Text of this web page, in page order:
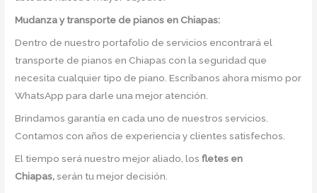
Mudanza y transporte de pianos en Chiapas:
Dentro de nuestro portafolio de servicios encontrará el
transporte de pianos en Chiapas con la seguridad que
necesita cualquier tipo de piano. Escríbanos ahora mismo por
WhatsApp para darle una mejor atención.
Brindamos garantía en cada uno de nuestros servicios.
Contamos con años de experiencia y clientes satisfechos.
El tiempo será nuestro mejor aliado, losfletes en
Chiapas,serán tu mejor decisión.